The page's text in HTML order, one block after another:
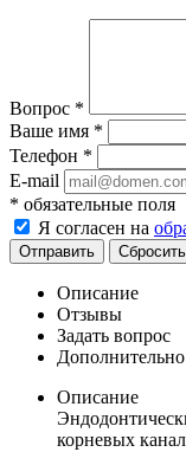
Вопрос *
Ваше имя *
Телефон *
E-mail
* обязательные поля
Я согласен на
Отправить Сбросить
Описание
Отзывы
Задать вопрос
Дополнительно
Описание
корневых